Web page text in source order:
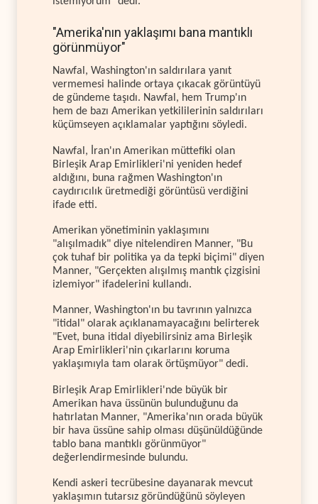
"Amerika'nın yaklaşımı bana mantıklı
görünmüyor"
Nawfal, Washington'ın saldırılara yanıt
vermemesi halinde ortaya çıkacak görüntüyü
de gündeme taşıdı. Nawfal, hem Trump'ın
hem de bazı Amerikan yetkililerinin saldırıları
küçümseyen açıklamalar yaptığını söyledi.
Nawfal, İran'ın Amerikan müttefiki olan
Birleşik Arap Emirlikleri'ni yeniden hedef
aldığını, buna rağmen Washington'ın
caydırıcılık üretmediği görüntüsü verdiğini
ifade etti.
Amerikan yönetiminin yaklaşımını
"alışılmadık" diye nitelendiren Manner, "Bu
çok tuhaf bir politika ya da tepki biçimi" diyen
Manner, "Gerçekten alışılmış mantık çizgisini
izlemiyor" ifadelerini kullandı.
Manner, Washington'ın bu tavrının yalnızca
"itidal" olarak açıklanamayacağını belirterek
"Evet, buna itidal diyebilirsiniz ama Birleşik
Arap Emirlikleri'nin çıkarlarını koruma
yaklaşımıyla tam olarak örtüşmüyor" dedi.
Birleşik Arap Emirlikleri'nde büyük bir
Amerikan hava üssünün bulunduğunu da
hatırlatan Manner, "Amerika'nın orada büyük
bir hava üssüne sahip olması düşünüldüğünde
tablo bana mantıklı görünmüyor"
değerlendirmesinde bulundu.
Kendi askeri tecrübesine dayanarak mevcut
yaklaşımın tutarsız göründüğünü söyleyen